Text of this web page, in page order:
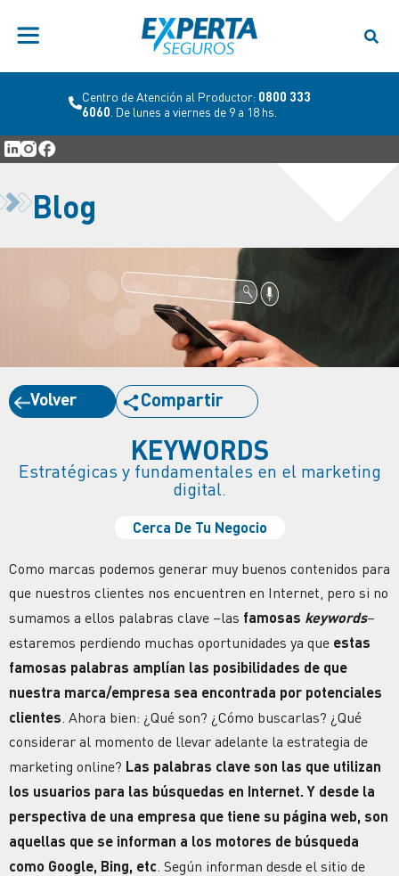
Centro de Atención al Productor: 0800 333
6060 . De lunes a viernes de 9 a 18 hs.
Blog
Volver Compartir
KEYWORDS
Estratégicas y fundamentales en el marketing
digital.
Cerca De Tu Negocio
Como marcas podemos generar muy buenos contenidos para
que nuestros clientes nos encuentren en Internet, pero si no
sumamos a ellos palabras clave –las famosas keywords–
estaremos perdiendo muchas oportunidades ya que estas
famosas palabras amplían las posibilidades de que
nuestra marca/empresa sea encontrada por potenciales
clientes . Ahora bien: ¿Qué son? ¿Cómo buscarlas? ¿Qué
considerar al momento de llevar adelante la estrategia de
marketing online? Las palabras clave son las que utilizan
los usuarios para las búsquedas en Internet. Y desde la
perspectiva de una empresa que tiene su página web, son
aquellas que se informan a los motores de búsqueda
como Google, Bing, etc . Según informan desde el sitio de